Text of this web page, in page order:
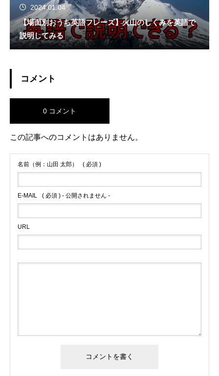
2024.01.04
【場面別おうち英語フレーズ】火山のしくみを英語で
説明してみる
コメント
0 コメント
この記事へのコメントはありません。
名前（例：山田 太郎） ( 必須 )
E-MAIL ( 必須 ) - 公開されません -
URL